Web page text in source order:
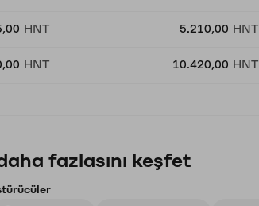
HNT 5.210,00 HNT
HNT 10.420,00 HNT
fazlasını keşfet